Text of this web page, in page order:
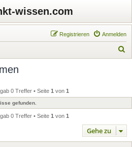
wissen.com
Anmelden
Registrieren
e
0 Treffer • Seite 1 von 1
gefunden.
0 Treffer • Seite 1 von 1
Gehe zu